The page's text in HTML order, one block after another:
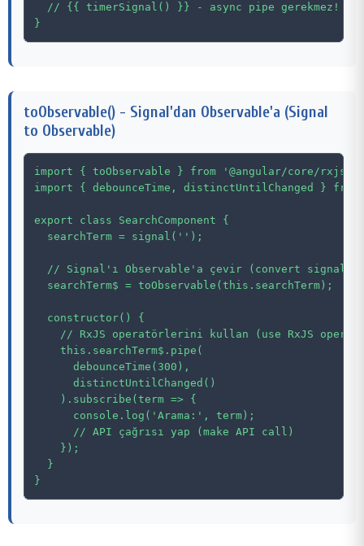
  // {{ timerSignal() }} - async pipe gerekmez!
}
toObservable() - Signal'dan Observable'a (Signal
to Observable)
import { toObservable } from '@angular/core/rxjs-
import { debounceTime, distinctUntilChanged }
export class SearchComponent {
  searchTerm = signal('');
// Signal'ı Observable'a çevir (convert signal
  searchTerm$ = toObservable(this.searchTerm);
  constructor() {
// RxJS operatörlerini kullan (use RxJS
    this.searchTerm$.pipe(
      debounceTime(300),
      distinctUntilChanged()
    ).subscribe(term => {
      console.log('Arama:', term);
      // API çağrısı yap (make API call)
    });
  }
}